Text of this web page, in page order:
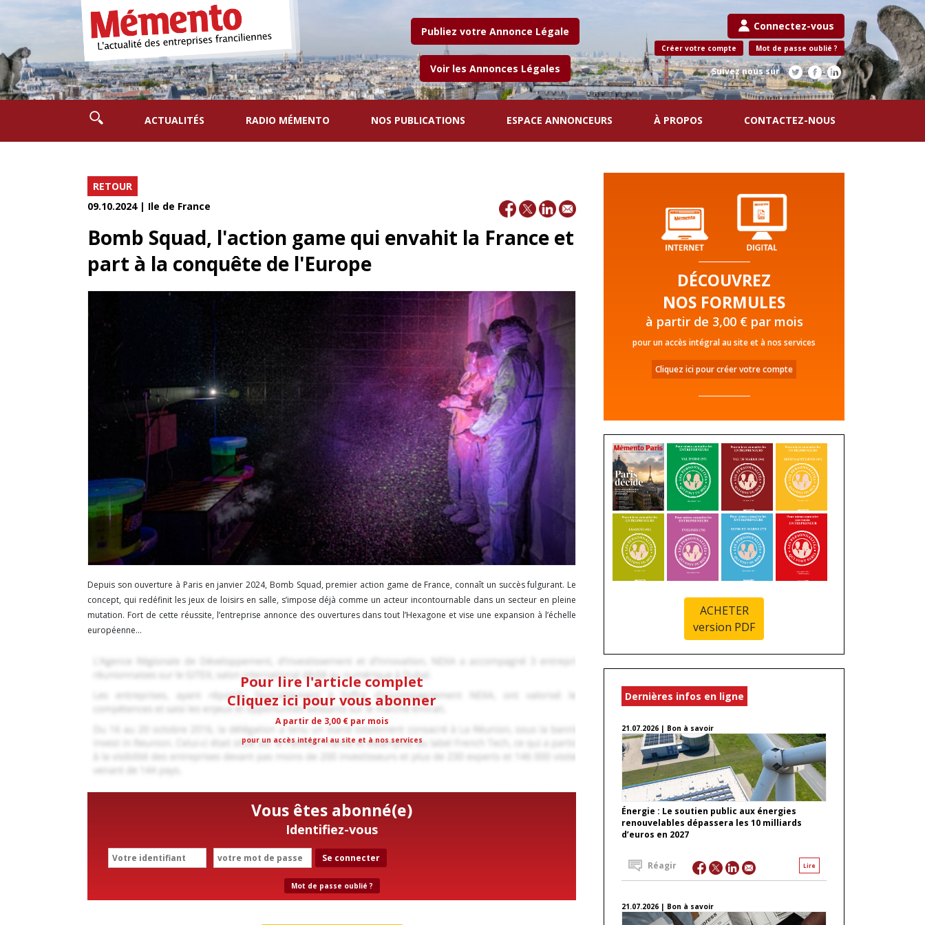
Publiez votre Annonce Légale
Voir les Annonces Légales
Connectez-vous
Créer votre compte Mot de passe oublié ?
Suivez nous sur
ACTUALITÉS RADIO MÉMENTO NOS PUBLICATIONS ESPACE ANNONCEURS À PROPOS CONTACTEZ-NOUS
RETOUR
09.10.2024 | Ile de France
Bomb Squad, l'action game qui envahit la France et
part à la conquête de l'Europe
Depuis son ouverture à Paris en janvier 2024, Bomb Squad, premier action game de France, connaît un succès fulgurant. Le
concept, qui redéfinit les jeux de loisirs en salle, s’impose déjà comme un acteur incontournable dans un secteur en pleine
mutation. Fort de cette réussite, l’entreprise annonce des ouvertures dans tout l’Hexagone et vise une expansion à l’échelle
européenne...
Pour lire l'article complet
Cliquez ici pour vous abonner
A partir de 3,00 € par mois
pour un accès intégral au site et à nos services
Vous êtes abonné(e)
Identifiez-vous
Se connecter
Mot de passe oublié ?
DÉCOUVREZ
NOS FORMULES
à partir de 3,00 € par mois
pour un accès intégral au site et à nos services
Cliquez ici pour créer votre compte
ACHETER
version PDF
Dernières infos en ligne
21.07.2026 | Bon à savoir
Énergie : Le soutien public aux énergies
renouvelables dépassera les 10 milliards
d’euros en 2027
Lire
Réagir
21.07.2026 | Bon à savoir